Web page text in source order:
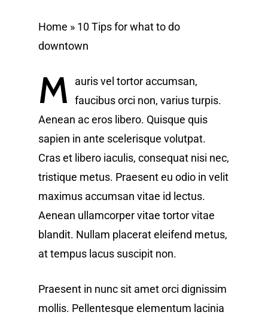
Home » 10 Tips for what to do
downtown
M
auris vel tortor accumsan,
faucibus orci non, varius turpis.
Aenean ac eros libero. Quisque quis
sapien in ante scelerisque volutpat.
Cras et libero iaculis, consequat nisi nec,
tristique metus. Praesent eu odio in velit
maximus accumsan vitae id lectus.
Aenean ullamcorper vitae tortor vitae
blandit. Nullam placerat eleifend metus,
at tempus lacus suscipit non.
Praesent in nunc sit amet orci dignissim
mollis. Pellentesque elementum lacinia